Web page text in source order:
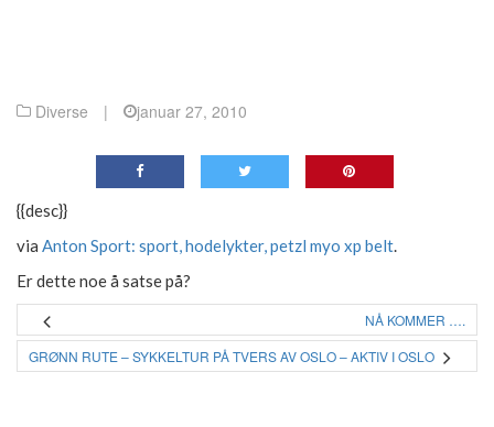
Diverse | januar 27, 2010
{{desc}}
via Anton Sport: sport, hodelykter, petzl myo xp belt.
Er dette noe å satse på?
NÅ KOMMER ….
GRØNN RUTE – SYKKELTUR PÅ TVERS AV OSLO – AKTIV I OSLO